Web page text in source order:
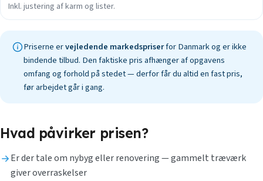
Inkl. justering af karm og lister.
Priserne ervejledende markedspriserfor Danmark og er ikke
bindende tilbud. Den faktiske pris afhænger af opgavens
omfang og forhold på stedet — derfor får du altid en fast pris,
før arbejdet går i gang.
Hvad påvirker prisen?
Er der tale om nybyg eller renovering — gammelt træværk
giver overraskelser